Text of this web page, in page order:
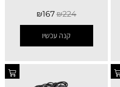
₪224
₪167
קנה עכשיו